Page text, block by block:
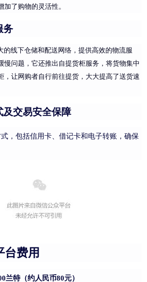
加了购物的灵活性。
务
的线下仓储和配送网络，提供高效的物流服
慢问题，它还推出自提货柜服务，将货物集中
，让网购者自行前往提货，大大提高了送货速
及交易安全保障
，包括信用卡、借记卡和电子转账，确保
费用
兰特（约人民币80元）